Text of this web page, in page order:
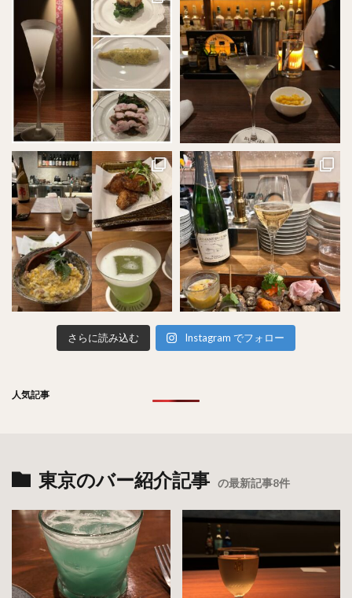
さらに読み込む Instagram でフォロー
人気記事
東京のバー紹介記事 の最新記事8件